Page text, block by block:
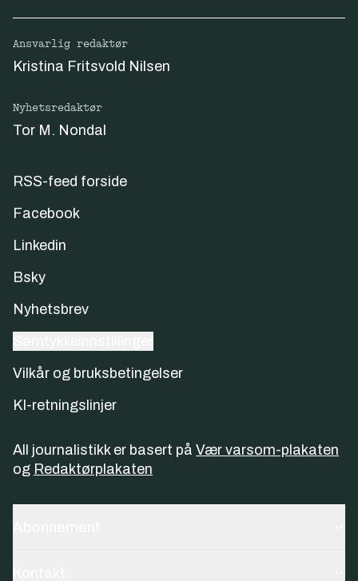
Ansvarlig redaktør
Kristina Fritsvold Nilsen
Nyhetsredaktør
Tor M. Nondal
RSS-feed forside
Facebook
Linkedin
Bsky
Nyhetsbrev
Vilkår og bruksbetingelser
KI-retningslinjer
All journalistikk er basert på Vær varsom-plakaten
og Redaktørplakaten